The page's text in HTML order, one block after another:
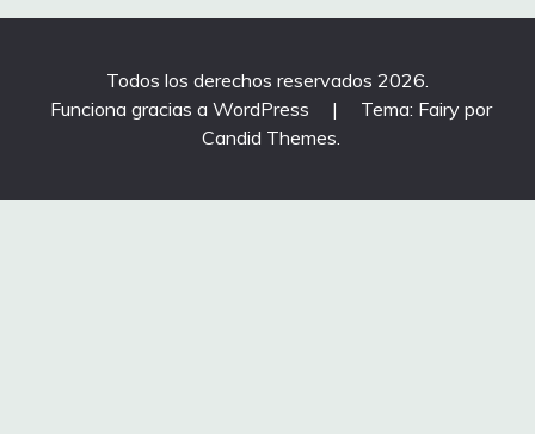
Todos los derechos reservados 2026.
Funciona gracias a WordPress
|
Tema: Fairy por
Candid Themes